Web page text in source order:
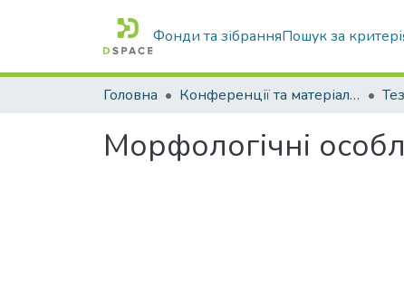
Фонди та зібранняПошук за
Головна Конференції та матеріали конференцій
Морфологічні